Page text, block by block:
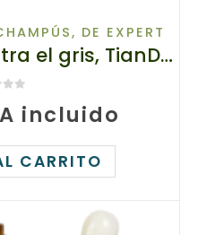
, DE EXPERT
21315 Champú contra el gris, TianDe, 420g, Te da energía y la vitalidad
incluido
CARRITO